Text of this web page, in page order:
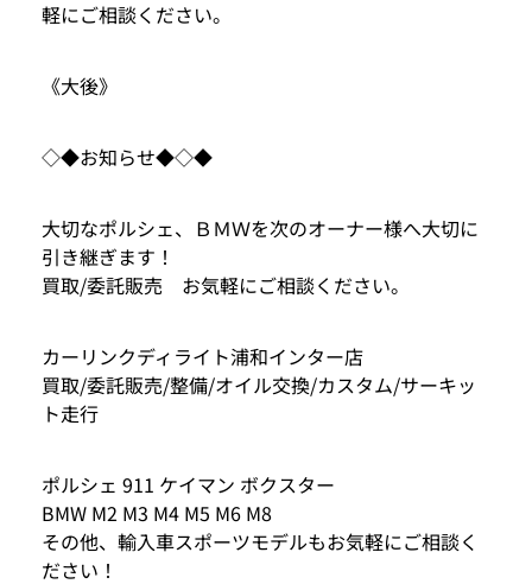
軽にご相談ください。
《大後》
◇◆お知らせ◆◇◆
大切なポルシェ、ＢＭＷを次のオーナー様へ大切に
引き継ぎます！
買取/委託販売 お気軽にご相談ください。
カーリンクディライト浦和インター店
買取/委託販売/整備/オイル交換/カスタム/サーキッ
ト走行
ポルシェ 911 ケイマン ボクスター
BMW M2 M3 M4 M5 M6 M8
その他、輸入車スポーツモデルもお気軽にご相談く
ださい！